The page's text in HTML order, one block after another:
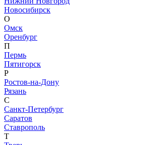
Новосибирск
О
Омск
Оренбург
П
Пермь
Пятигорск
Р
Ростов-на-Дону
Рязань
С
Санкт-Петербург
Саратов
Ставрополь
Т